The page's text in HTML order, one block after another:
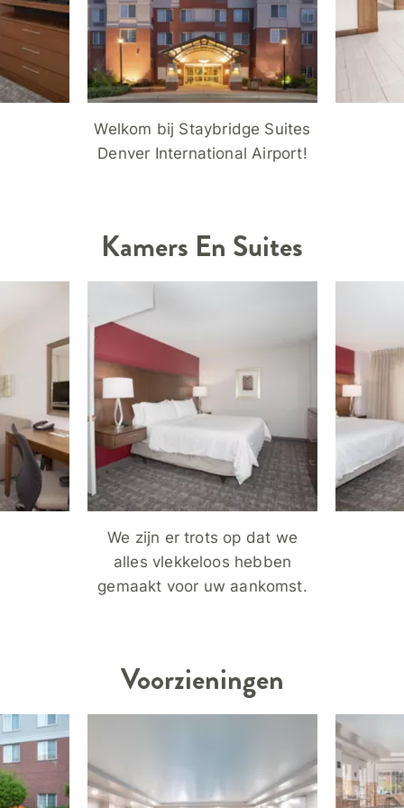
Welkom bij Staybridge Suites
Denver International Airport!
Kamers En Suites
We zijn er trots op dat we
alles vlekkeloos hebben
gemaakt voor uw aankomst.
Voorzieningen